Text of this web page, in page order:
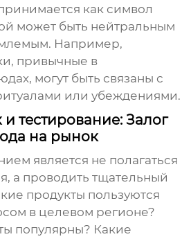
как символ
может быть нейтральным
Например,
привычные в
могут быть связаны с
или убеждениями.
тестирование: Залог
на рынок
является не полагаться
а проводить тщательный
продукты пользуются
в целевом регионе?
популярны? Какие